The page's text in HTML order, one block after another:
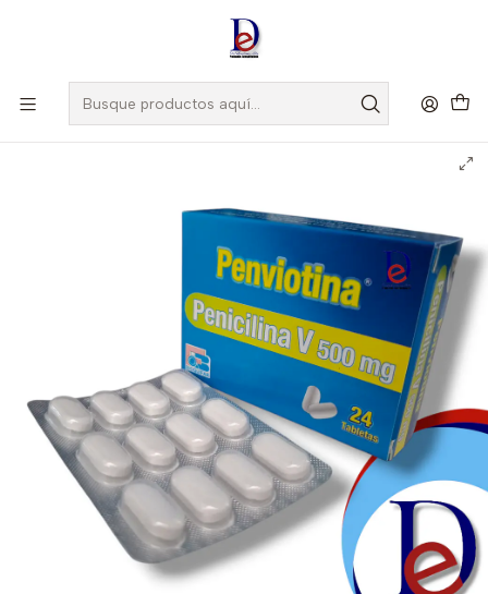
, Si eres nuevo regístrate
PENVIOTINA 500 MG X 24 TAB- PENICILINA 500 MG-
BIOQUIFAR- VTO JUN 27--UBI 4-D